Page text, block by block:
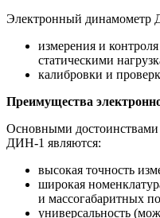
Электронный динамометр
измерения и
статическими
калибровки и
Преимущества
Основными достоинствами
ДИН-1 являются:
высокая точность
широкая
и массогабаритных
универсальность